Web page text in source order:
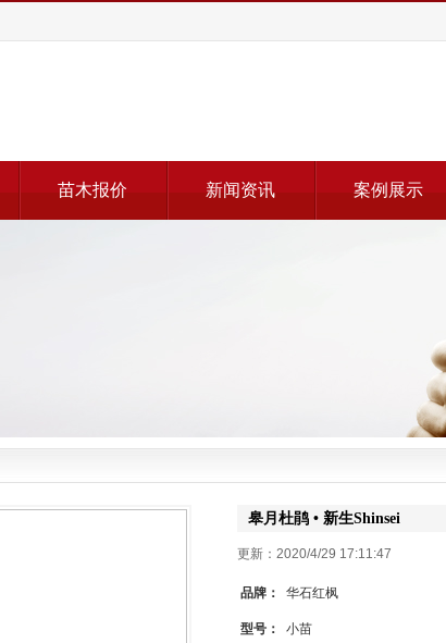
苗木报价 新闻资讯 案例展示
皋月杜鹃 • 新生Shinsei
更新：2020/4/29
品牌： 华石红枫
型号： 小苗